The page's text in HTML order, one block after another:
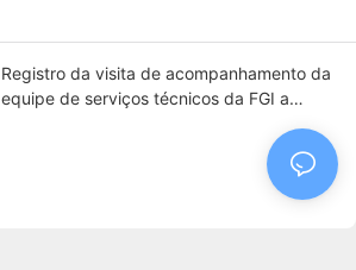
Registro da visita de acompanhamento da
equipe de serviços técnicos da FGI a